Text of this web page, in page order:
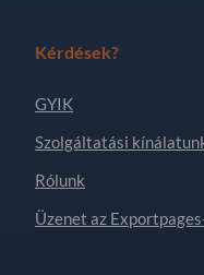
Kérdések?
GYIK
Szolgáltatási
Rólunk
Üzenet az